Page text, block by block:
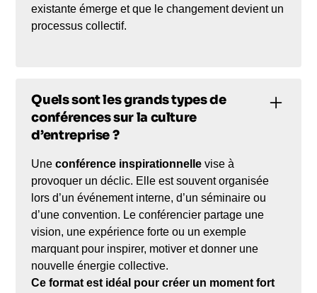
existante émerge et que le changement devient un
processus collectif.
Quels sont les grands types de
conférences sur la culture
d’entreprise ?
Uneconférence inspirationnelle vise à
provoquer un déclic. Elle est souvent organisée
lors d’un événement interne, d’un séminaire ou
d’une convention. Le conférencier partage une
vision, une expérience forte ou un exemple
marquant pour inspirer, motiver et donner une
nouvelle énergie collective.
Ce format est idéal pour créer un moment fort